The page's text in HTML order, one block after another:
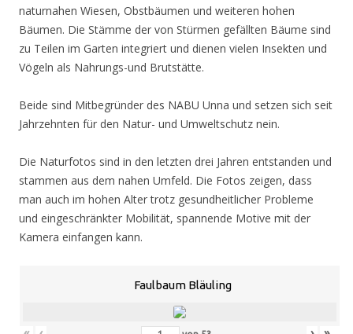
naturnahen Wiesen, Obstbäumen und weiteren hohen
Bäumen. Die Stämme der von Stürmen gefällten Bäume sind
zu Teilen im Garten integriert und dienen vielen Insekten und
Vögeln als Nahrungs-und Brutstätte.
Beide sind Mitbegründer des NABU Unna und setzen sich seit
Jahrzehnten für den Natur- und Umweltschutz nein.
Die Naturfotos sind in den letzten drei Jahren entstanden und
stammen aus dem nahen Umfeld. Die Fotos zeigen, dass
man auch im hohen Alter trotz gesundheitlicher Probleme
und eingeschränkter Mobilität, spannende Motive mit der
Kamera einfangen kann.
Faulbaum Bläuling